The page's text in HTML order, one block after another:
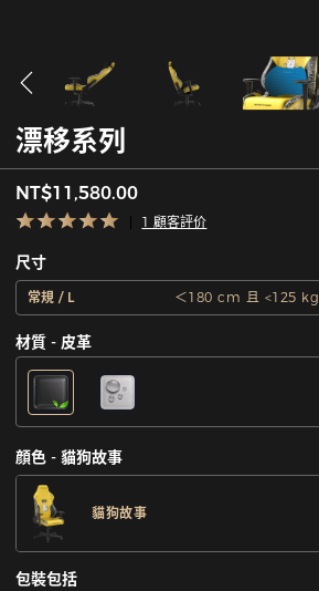
漂移系列
NT$11,580.00
1 顧客評价
尺寸
常規 / L ＜180 cm 且 <125 kg
材質 - 皮革
顔色 - 貓狗故事
貓狗故事
包裝包括